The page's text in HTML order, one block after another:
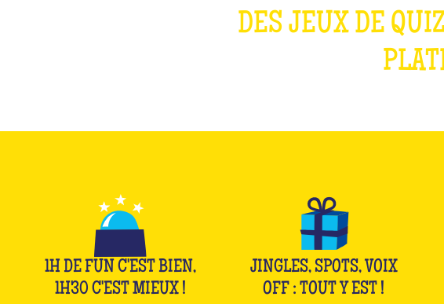
DES JEUX DE
1H DE FUN C'EST BIEN,
1H30 C'EST MIEUX !
JINGLES, SPOTS, VOIX
OFF : TOUT Y EST !